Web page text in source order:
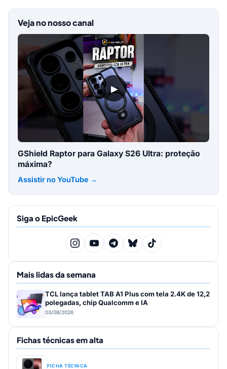
Veja no nosso canal
▶
GShield Raptor para Galaxy S26 Ultra: proteção
máxima?
Assistir no YouTube →
Siga o EpicGeek
Mais lidas da semana
TCL lança tablet TAB A1 Plus com tela 2.4K de 12,2
polegadas, chip Qualcomm e IA
03/08/2026
Fichas técnicas em alta
FICHA TÉCNICA